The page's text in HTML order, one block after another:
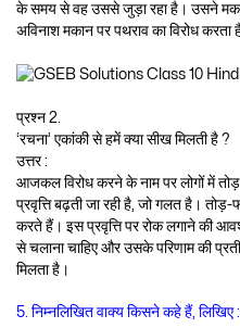
के समय से वह उससे जुड़ा रहा है। उसने
अविनाश मकान पर पथराव का विरोध करता
प्रश्न 2.
‘रचना’ एकांकी से हमें क्या सीख मिलती है ?
उत्तर :
आजकल विरोध करने के नाम पर लोगों में
प्रवृत्ति बढ़ती जा रही है, जो गलत है।
करते हैं। इस प्रवृत्ति पर रोक लगाने की
से चलाना चाहिए और उसके परिणाम की
मिलता है।
5. निम्नलिखित वाक्य किसने कहे हैं, लिखिए :